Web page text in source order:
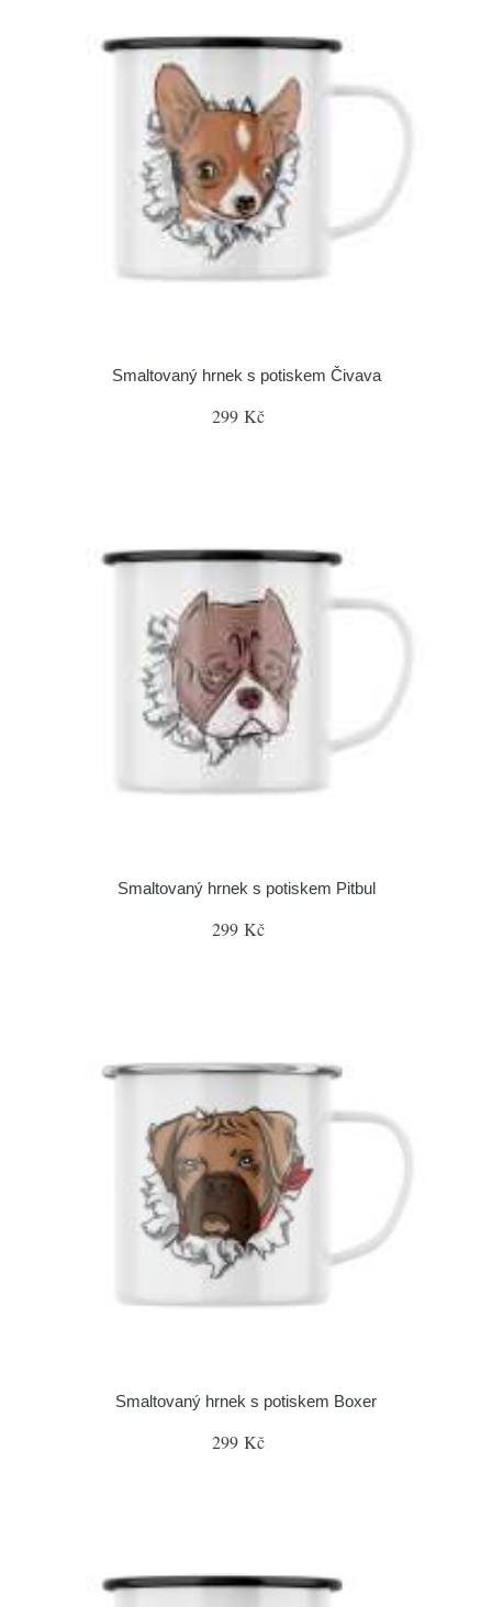
Smaltovaný hrnek s potiskem Čivava
299 Kč
Smaltovaný hrnek s potiskem Pitbul
299 Kč
Smaltovaný hrnek s potiskem Boxer
299 Kč